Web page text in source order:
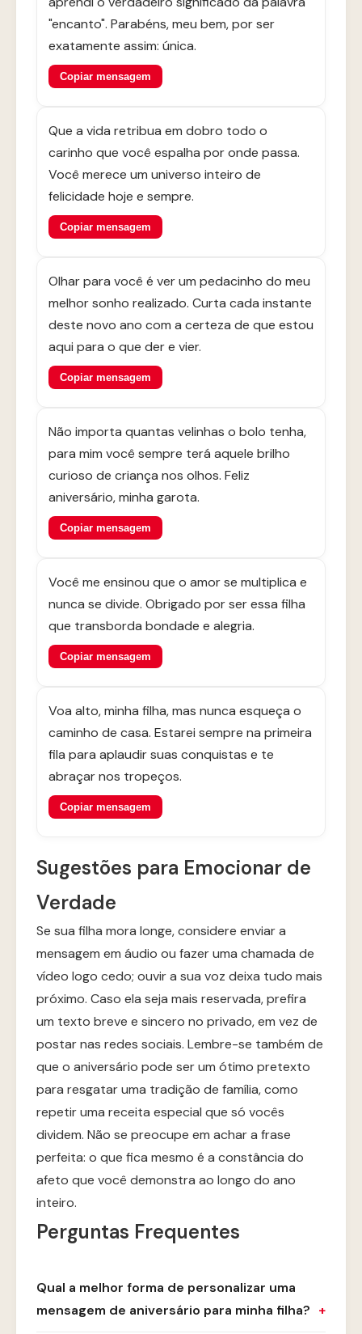
"encanto". Parabéns, meu bem, por ser
exatamente assim: única.
Copiar mensagem
Que a vida retribua em dobro todo o
carinho que você espalha por onde passa.
Você merece um universo inteiro de
felicidade hoje e sempre.
Copiar mensagem
Olhar para você é ver um pedacinho do meu
melhor sonho realizado. Curta cada instante
deste novo ano com a certeza de que estou
aqui para o que der e vier.
Copiar mensagem
Não importa quantas velinhas o bolo tenha,
para mim você sempre terá aquele brilho
curioso de criança nos olhos. Feliz
aniversário, minha garota.
Copiar mensagem
Você me ensinou que o amor se multiplica e
nunca se divide. Obrigado por ser essa filha
que transborda bondade e alegria.
Copiar mensagem
Voa alto, minha filha, mas nunca esqueça o
caminho de casa. Estarei sempre na primeira
fila para aplaudir suas conquistas e te
abraçar nos tropeços.
Copiar mensagem
Sugestões para Emocionar de
Verdade
Se sua filha mora longe, considere enviar a
mensagem em áudio ou fazer uma chamada de
vídeo logo cedo; ouvir a sua voz deixa tudo mais
próximo. Caso ela seja mais reservada, prefira
um texto breve e sincero no privado, em vez de
postar nas redes sociais. Lembre-se também de
que o aniversário pode ser um ótimo pretexto
para resgatar uma tradição de família, como
repetir uma receita especial que só vocês
dividem. Não se preocupe em achar a frase
perfeita: o que fica mesmo é a constância do
afeto que você demonstra ao longo do ano
inteiro.
Perguntas Frequentes
Qual a melhor forma de personalizar uma
mensagem de aniversário para minha filha?